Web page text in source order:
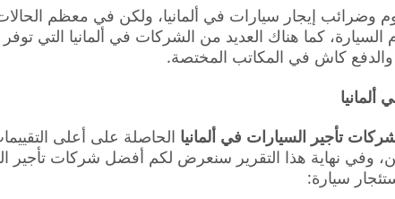
إيجار سيارات في ألمانيا، ولكن في معظم
كما هناك العديد من الشركات في ألمانيا التي
والدفع كاش في المكاتب المختصة.
تأجير السيارات في ألمانيا الحاصلة على أعلى
وفي نهاية هذا التقرير سنعرض لكم أفضل شركات تأجير
سيارة: